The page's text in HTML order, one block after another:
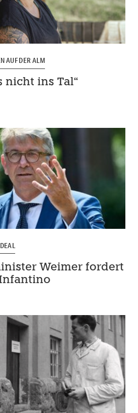
AUF DER ALM
nicht ins Tal“
Weimer fordert